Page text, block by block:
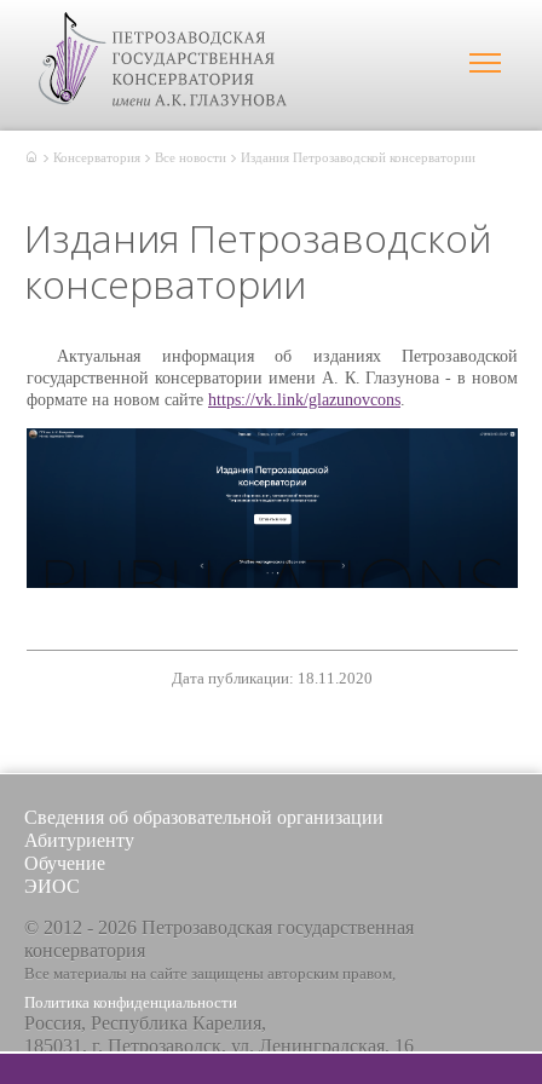
Консерватория Все новости Издания Петрозаводской консерватории
Издания Петрозаводской
консерватории
Актуальная информация об изданиях Петрозаводской
государственной консерватории имени А. К. Глазунова - в новом
формате на новом сайте https://vk.link/glazunovcons.
Дата публикации: 18.11.2020
Сведения об образовательной организации
Абитуриенту
Обучение
ЭИОС
© 2012 - 2026 Петрозаводская государственная
консерватория
Все материалы на сайте защищены авторским правом,
Политика конфиденциальности
Россия, Республика Карелия,
185031, г. Петрозаводск, ул. Ленинградская, 16